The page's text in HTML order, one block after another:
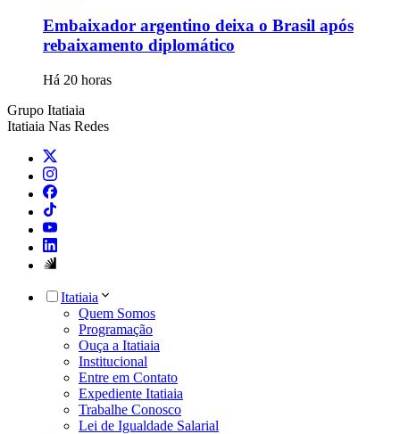
Embaixador argentino deixa o Brasil após
rebaixamento diplomático
Há 20 horas
Grupo Itatiaia
Itatiaia Nas Redes
Itatiaia
Quem Somos
Programação
Ouça a Itatiaia
Institucional
Entre em Contato
Expediente Itatiaia
Trabalhe Conosco
Lei de Igualdade Salarial